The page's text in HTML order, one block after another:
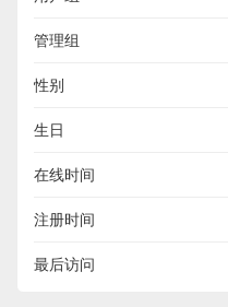
管理组
性别
生日
在线时间
注册时间
最后访问